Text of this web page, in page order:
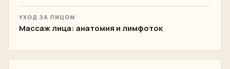
УХОД ЗА ЛИЦОМ
Массаж лица: анатомия и лимфоток